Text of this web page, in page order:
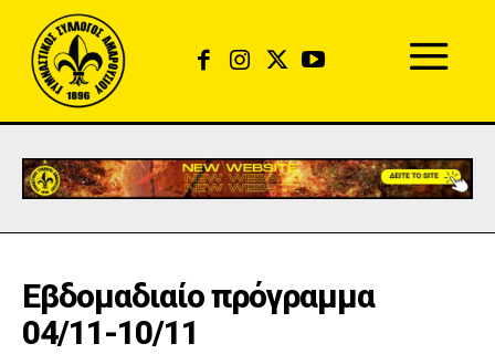
Εβδομαδιαίο πρόγραμμα
04/11-10/11